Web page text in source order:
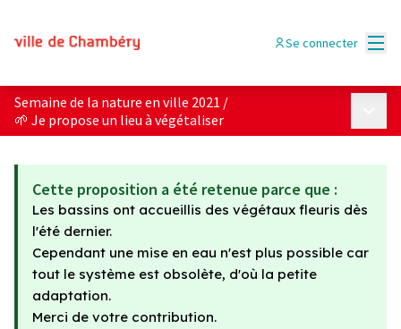
Se connecter
Semaine de la nature en ville 2021 /
🌱 Je propose un lieu à végétaliser
Cette proposition a été retenue parce que :
Les bassins ont accueillis des végétaux fleuris dès
l'été dernier.
Cependant une mise en eau n'est plus possible car
tout le système est obsolète, d'où la petite
adaptation.
Merci de votre contribution.